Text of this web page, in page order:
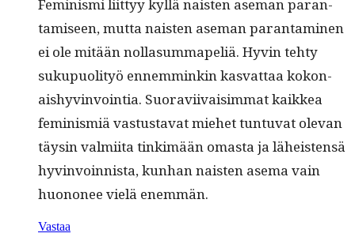
Fem­i­nis­mi liit­tyy kyl­lä nais­ten ase­man paran­
tamiseen, mut­ta nais­ten ase­man paran­t­a­mi­nen
ei ole mitään nol­la­summapeliä. Hyvin tehty
sukupuoli­työ ennem­minkin kas­vat­taa kokon­
aishyv­in­voin­tia. Suo­ravi­ivaisim­mat kaikkea
fem­i­nis­miä vas­tus­ta­vat miehet tun­tu­vat ole­van
täysin valmi­ita tin­kimään omas­ta ja läheis­ten­sä
hyv­in­voin­nista, kun­han nais­ten ase­ma vain
huononee vielä enemmän.
Vastaa